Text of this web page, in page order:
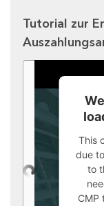
Tutorial zur
This
due
to
CMP